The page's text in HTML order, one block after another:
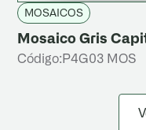
MOSAICOS
Mosaico Gris
Código: P4G03 MOS